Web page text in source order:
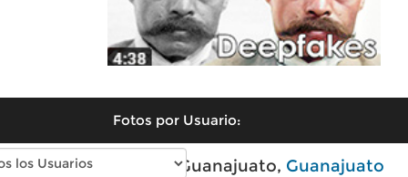
Fotos por Usuario:
Fotos antiguas de Guanajuato, Guanajuato